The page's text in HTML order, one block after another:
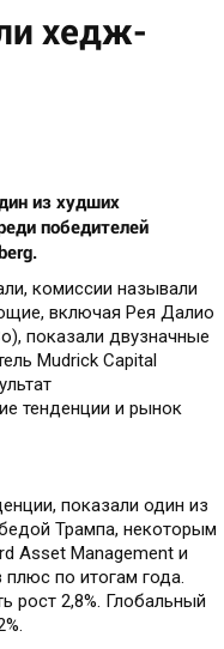
хедж-
из худших
победителей
комиссии называли
включая Рея Далио
показали двузначные
Mudrick Capital
тенденции и рынок
показали один из
Трампа, некоторым
Asset Management и
плюс по итогам года.
рост 2,8%. Глобальный